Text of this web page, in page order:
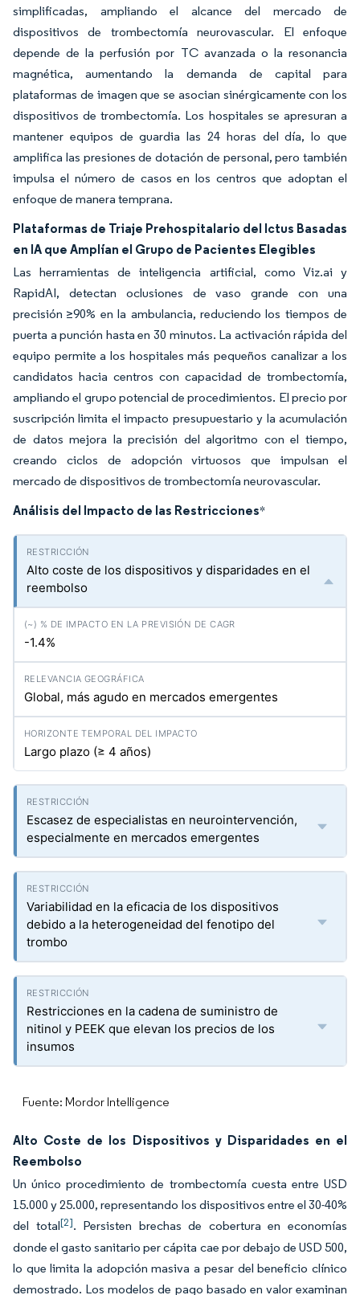
simplificadas, ampliando el alcance del mercado de
dispositivos de trombectomía neurovascular. El enfoque
depende de la perfusión por TC avanzada o la resonancia
magnética, aumentando la demanda de capital para
plataformas de imagen que se asocian sinérgicamente con los
dispositivos de trombectomía. Los hospitales se apresuran a
mantener equipos de guardia las 24 horas del día, lo que
amplifica las presiones de dotación de personal, pero también
impulsa el número de casos en los centros que adoptan el
enfoque de manera temprana.
Plataformas de Triaje Prehospitalario del Ictus Basadas
en IA que Amplían el Grupo de Pacientes Elegibles
Las herramientas de inteligencia artificial, como Viz.ai y
RapidAI, detectan oclusiones de vaso grande con una
precisión ≥90% en la ambulancia, reduciendo los tiempos de
puerta a punción hasta en 30 minutos. La activación rápida del
equipo permite a los hospitales más pequeños canalizar a los
candidatos hacia centros con capacidad de trombectomía,
ampliando el grupo potencial de procedimientos. El precio por
suscripción limita el impacto presupuestario y la acumulación
de datos mejora la precisión del algoritmo con el tiempo,
creando ciclos de adopción virtuosos que impulsan el
mercado de dispositivos de trombectomía neurovascular.
Análisis del Impacto de las Restricciones*
Alto coste de los dispositivos y disparidades en el
reembolso
-1.4%
Global, más agudo en mercados emergentes
Largo plazo (≥ 4 años)
Escasez de especialistas en neurointervención,
especialmente en mercados emergentes
Variabilidad en la eficacia de los dispositivos
debido a la heterogeneidad del fenotipo del
trombo
Restricciones en la cadena de suministro de
nitinol y PEEK que elevan los precios de los
insumos
Fuente: Mordor Intelligence
Alto Coste de los Dispositivos y Disparidades en el
Reembolso
Un único procedimiento de trombectomía cuesta entre USD
15.000 y 25.000, representando los dispositivos entre el 30-40%
del total[2]. Persisten brechas de cobertura en economías
donde el gasto sanitario per cápita cae por debajo de USD 500,
lo que limita la adopción masiva a pesar del beneficio clínico
demostrado. Los modelos de pago basado en valor examinan